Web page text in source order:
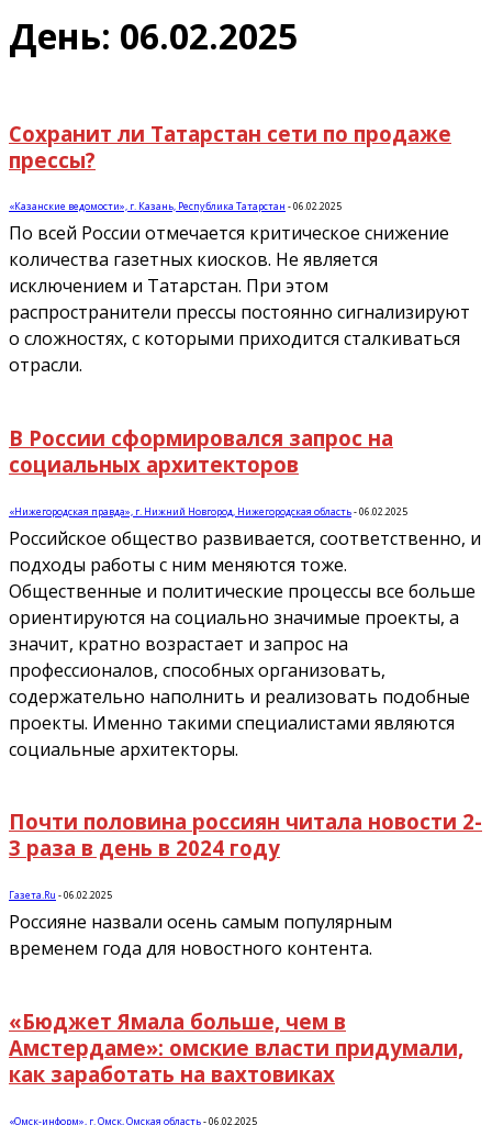
День: 06.02.2025
Сохранит ли Татарстан сети по продаже
прессы?
«Казанские ведомости», г. Казань, Республика Татарстан -06.02.2025
По всей России отмечается критическое снижение
количества газетных киосков. Не является
исключением и Татарстан. При этом
распространители прессы постоянно сигнализируют
о сложностях, с которыми приходится сталкиваться
отрасли.
В России сформировался запрос на
социальных архитекторов
«Нижегородская правда», г. Нижний Новгород, Нижегородская область-06.02.2025
Российское общество развивается, соответственно, и
подходы работы с ним меняются тоже.
Общественные и политические процессы все больше
ориентируются на социально значимые проекты, а
значит, кратно возрастает и запрос на
профессионалов, способных организовать,
содержательно наполнить и реализовать подобные
проекты. Именно такими специалистами являются
социальные архитекторы.
Почти половина россиян читала новости 2-
3 раза в день в 2024 году
Газета.Ru -06.02.2025
Россияне назвали осень самым популярным
временем года для новостного контента.
«Бюджет Ямала больше, чем в
Амстердаме»: омские власти придумали,
как заработать на вахтовиках
«Омск-информ», г. Омск, Омская область-06.02.2025